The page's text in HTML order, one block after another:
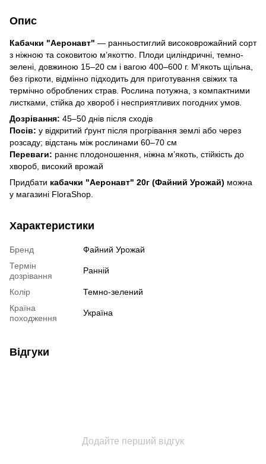
Опис
Кабачки "Аеронавт" — ранньостиглий високоврожайний сорт
з ніжною та соковитою м’якоттю. Плоди циліндричні, темно-
зелені, довжиною 15–20 см і вагою 400–600 г. М’якоть щільна,
без гіркоти, відмінно підходить для приготування свіжих та
термічно оброблених страв. Рослина потужна, з компактними
листками, стійка до хвороб і несприятливих погодних умов.
Дозрівання: 45–50 днів після сходів
Посів: у відкритий ґрунт після прогрівання землі або через
розсаду; відстань між рослинами 60–70 см
Переваги: раннє плодоношення, ніжна м’якоть, стійкість до
хвороб, високий врожай
Придбати кабачки "Аеронавт" 20г (Файний Урожай) можна
у магазині FloraShop.
Характеристики
Бренд
Файний Урожай
Термін
дозрівання
Ранній
Колір
Темно-зелений
Країна
походження
Україна
Відгуки
Додайте перший відгук